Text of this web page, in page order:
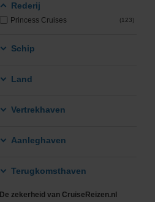
Rederij
Princess Cruises (123)
Schip
Land
Vertrekhaven
Aanleghaven
Terugkomsthaven
De zekerheid van CruiseReizen.nl